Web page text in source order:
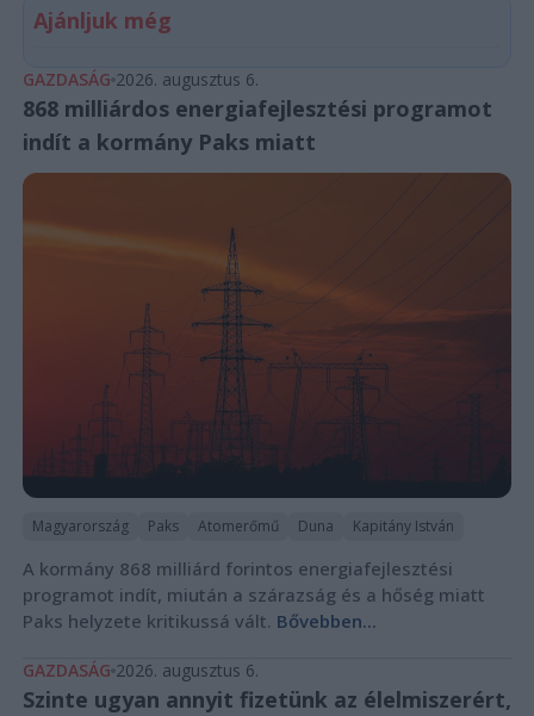
Ajánljuk még
GAZDASÁG 2026. augusztus 6.
868 milliárdos energiafejlesztési programot
indít a kormány Paks miatt
Magyarország Paks Atomerőmű Duna Kapitány István
A kormány 868 milliárd forintos energiafejlesztési
programot indít, miután a szárazság és a hőség miatt
Paks helyzete kritikussá vált. Bővebben...
GAZDASÁG 2026. augusztus 6.
Szinte ugyan annyit fizetünk az élelmiszerért,